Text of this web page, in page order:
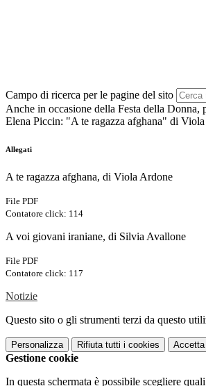
Campo di ricerca per le pagine del sito
Anche in occasione della Festa della
Elena Piccin: "A te ragazza afghana" di
Allegati
A te ragazza afghana, di Viola Ardone
File PDF
Contatore click: 114
A voi giovani iraniane, di Silvia Avallone
File PDF
Contatore click: 117
Notizie
Questo sito o gli strumenti terzi da questo
Personalizza Rifiuta tutti i cookies
Gestione cookie
In questa schermata è possibile scegliere